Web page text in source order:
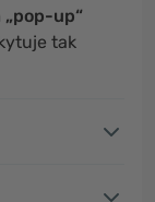
„pop-up“
tak